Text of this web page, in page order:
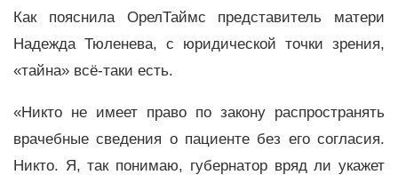
Как пояснила ОрелТаймс представитель матери
Надежда Тюленева, с юридической точки зрения,
«тайна» всё-таки есть.
«Никто не имеет право по закону распространять
врачебные сведения о пациенте без его согласия.
Никто. Я, так понимаю, губернатор вряд ли укажет